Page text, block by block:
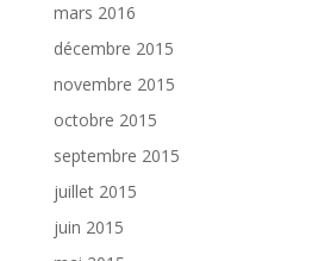
mars 2016
décembre 2015
novembre 2015
octobre 2015
septembre 2015
juillet 2015
juin 2015